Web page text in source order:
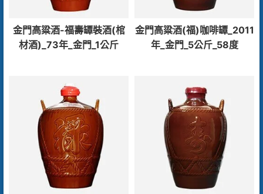
金門高粱酒-福壽罈裝酒(棺
材酒)_73年_金門_1公斤
金門高粱酒(福)咖啡罈_2011
年_金門_5公斤_58度